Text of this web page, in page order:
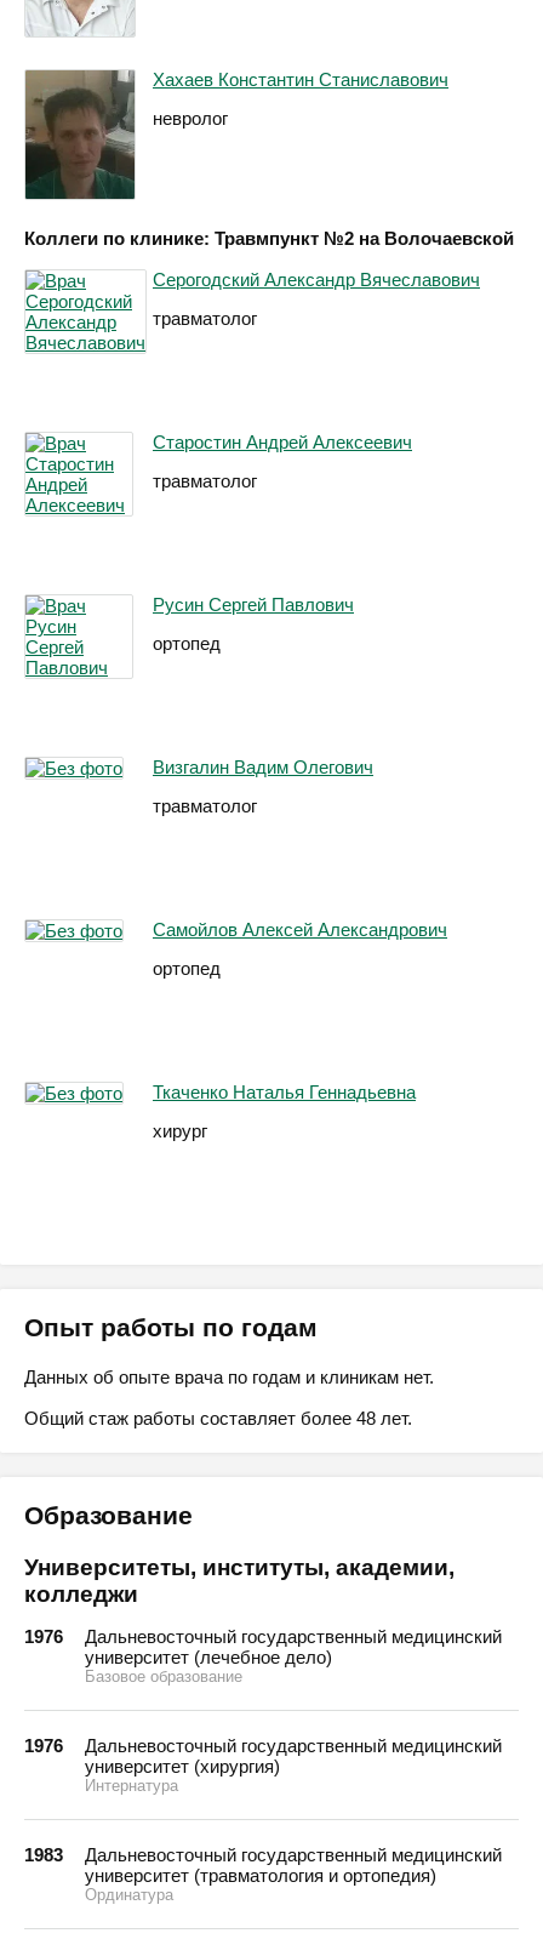
Хахаев Константин Станиславович
невролог
Коллеги по клинике: Травмпункт №2 на Волочаевской
Серогодский Александр Вячеславович
травматолог
Старостин Андрей Алексеевич
травматолог
Русин Сергей Павлович
ортопед
Визгалин Вадим Олегович
травматолог
Самойлов Алексей Александрович
ортопед
Ткаченко Наталья Геннадьевна
хирург
Опыт работы по годам
Данных об опыте врача по годам и клиникам нет.
Общий стаж работы составляет более 48 лет.
Образование
Университеты, институты, академии,
колледжи
1976
Дальневосточный государственный медицинский
университет (лечебное дело)
Базовое образование
1976
Дальневосточный государственный медицинский
университет (хирургия)
Интернатура
1983
Дальневосточный государственный медицинский
университет (травматология и ортопедия)
Ординатура